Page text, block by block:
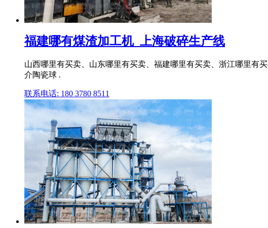
福建哪有煤渣加工机_上海破碎生产线
山西哪里有买卖、山东哪里有买卖、福建哪里有买卖、浙江哪里有
介陶瓷球 .
联系电话: 180 3780 8511